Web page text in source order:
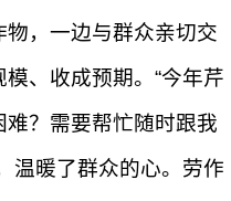
，一边与群众亲切交
、收成预期。“今年芹
？需要帮忙随时跟我
温暖了群众的心。劳作